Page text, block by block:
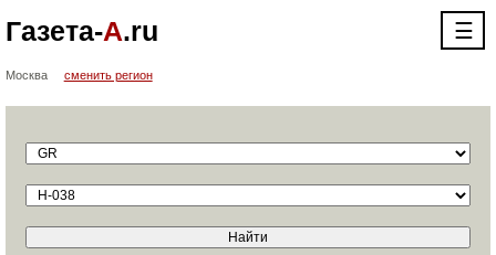
Газета-А.ru ☰
Москва сменить регион